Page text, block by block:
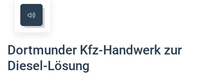
Dortmunder Kfz-Handwerk zur
Diesel-Lösung